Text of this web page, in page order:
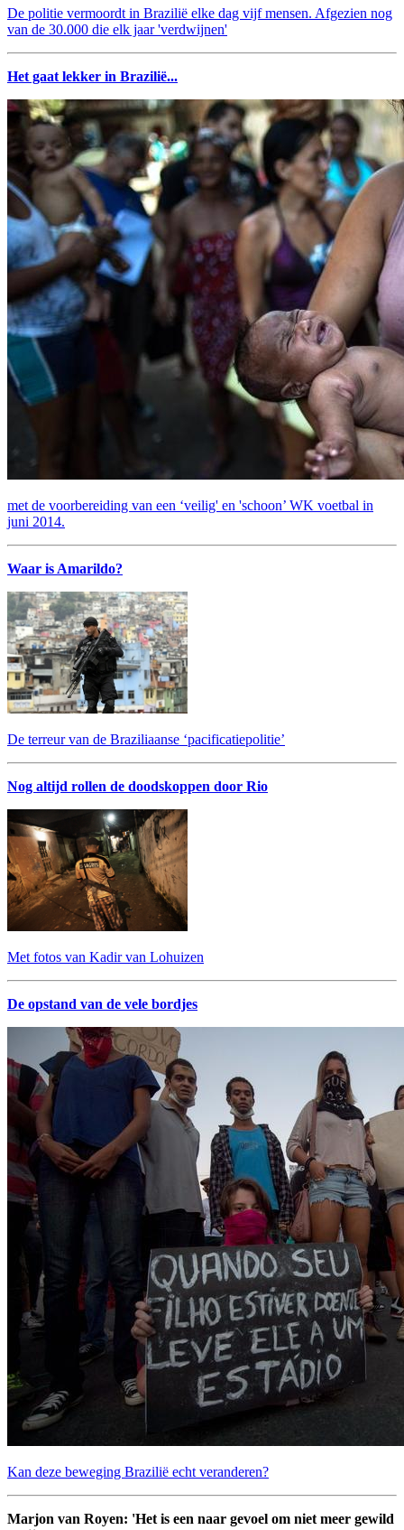
De politie vermoordt in Brazilië elke dag vijf mensen. Afgezien nog
van de 30.000 die elk jaar 'verdwijnen'
Het gaat lekker in Brazilië...
met de voorbereiding van een ‘veilig' en 'schoon’ WK voetbal in
juni 2014.
Waar is Amarildo?
De terreur van de Braziliaanse ‘pacificatiepolitie’
Nog altijd rollen de doodskoppen door Rio
Met fotos van Kadir van Lohuizen
De opstand van de vele bordjes
Kan deze beweging Brazilië echt veranderen?
Marjon van Royen: 'Het is een naar gevoel om niet meer gewild